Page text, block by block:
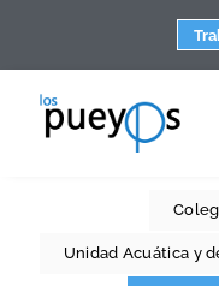
contenido
Unidad Acuática y